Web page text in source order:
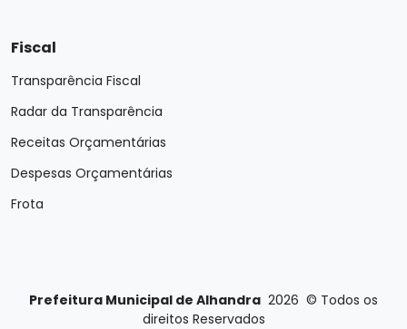
Fiscal
Transparência Fiscal
Radar da Transparência
Receitas Orçamentárias
Despesas Orçamentárias
Frota
Prefeitura Municipal de Alhandra 2026 © Todos os
direitos Reservados